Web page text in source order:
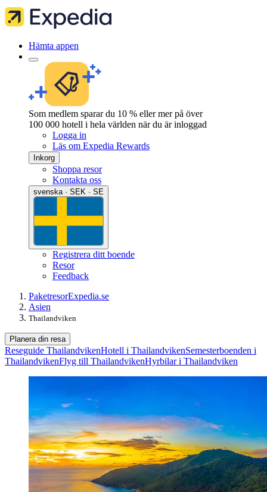
Hämta appen
Som medlem sparar du 10 % eller mer på över
100 000 hotell i hela världen när du är inloggad
Logga in
Läs om Expedia Rewards
Inkorg
Shoppa resor
Kontakta oss
svenska · SEK · SE
Registrera ditt boende
Resor
Feedback
PaketresorExpedia.se
Asien
Thailandviken
Planera din resa
Reseguide ThailandvikenHotell i ThailandvikenSemesterboenden i
ThailandvikenFlyg till ThailandvikenHyrbilar i Thailandviken